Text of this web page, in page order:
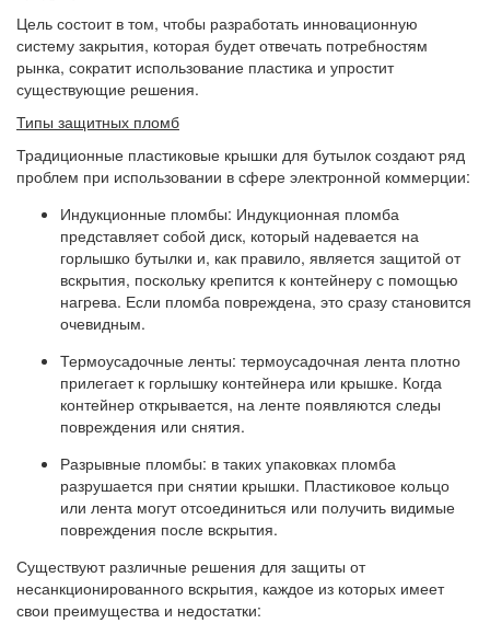
Цель состоит в том, чтобы разработать инновационную
систему закрытия, которая будет отвечать потребностям
рынка, сократит использование пластика и упростит
существующие решения.
Типы защитных пломб
Традиционные пластиковые крышки для бутылок создают ряд
проблем при использовании в сфере электронной коммерции:
Индукционные пломбы: Индукционная пломба
представляет собой диск, который надевается на
горлышко бутылки и, как правило, является защитой от
вскрытия, поскольку крепится к контейнеру с помощью
нагрева. Если пломба повреждена, это сразу становится
очевидным.
Термоусадочные ленты: термоусадочная лента плотно
прилегает к горлышку контейнера или крышке. Когда
контейнер открывается, на ленте появляются следы
повреждения или снятия.
Разрывные пломбы: в таких упаковках пломба
разрушается при снятии крышки. Пластиковое кольцо
или лента могут отсоединиться или получить видимые
повреждения после вскрытия.
Существуют различные решения для защиты от
несанкционированного вскрытия, каждое из которых имеет
свои преимущества и недостатки: